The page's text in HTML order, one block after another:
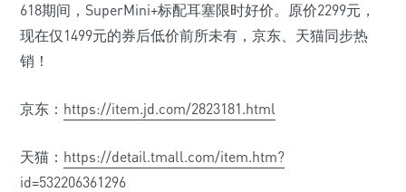
618期间，SuperMini+标配耳塞限时好价。原价2299元，
现在仅1499元的券后低价前所未有，京东、天猫同步热
销！
京东： https://item.jd.com/2823181.html
天猫： https://detail.tmall.com/item.htm?
id=532206361296